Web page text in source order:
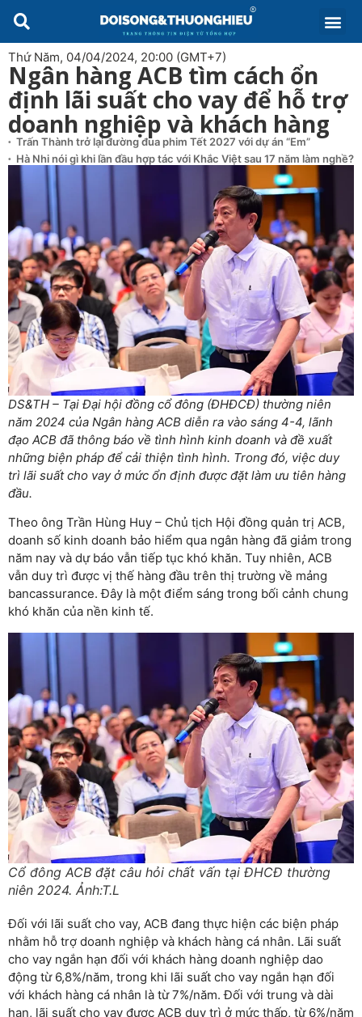
Thứ Năm, 04/04/2024, 20:00 (GMT+7)
Ngân hàng ACB tìm cách ổn
định lãi suất cho vay để hỗ trợ
doanh nghiệp và khách hàng
Trấn Thành trở lại đường đua phim Tết 2027 với dự án “Em”
Hà Nhi nói gì khi lần đầu hợp tác với Khắc Việt sau 17 năm làm nghề?
DS&TH – Tại Đại hội đồng cổ đông (ĐHĐCĐ) thường niên
năm 2024 của Ngân hàng ACB diễn ra vào sáng 4-4, lãnh
đạo ACB đã thông báo về tình hình kinh doanh và đề xuất
những biện pháp để cải thiện tình hình. Trong đó, việc duy
trì lãi suất cho vay ở mức ổn định được đặt làm ưu tiên hàng
đầu.
Theo ông Trần Hùng Huy – Chủ tịch Hội đồng quản trị ACB,
doanh số kinh doanh bảo hiểm qua ngân hàng đã giảm trong
năm nay và dự báo vẫn tiếp tục khó khăn. Tuy nhiên, ACB
vẫn duy trì được vị thế hàng đầu trên thị trường về mảng
bancassurance. Đây là một điểm sáng trong bối cảnh chung
khó khăn của nền kinh tế.
Cổ đông ACB đặt câu hỏi chất vấn tại ĐHCĐ thường
niên 2024. Ảnh:T.L
Đối với lãi suất cho vay, ACB đang thực hiện các biện pháp
nhằm hỗ trợ doanh nghiệp và khách hàng cá nhân. Lãi suất
cho vay ngắn hạn đối với khách hàng doanh nghiệp dao
động từ 6,8%/năm, trong khi lãi suất cho vay ngắn hạn đối
với khách hàng cá nhân là từ 7%/năm. Đối với trung và dài
hạn, lãi suất cho vay được ACB duy trì ở mức thấp, từ 6%/năm